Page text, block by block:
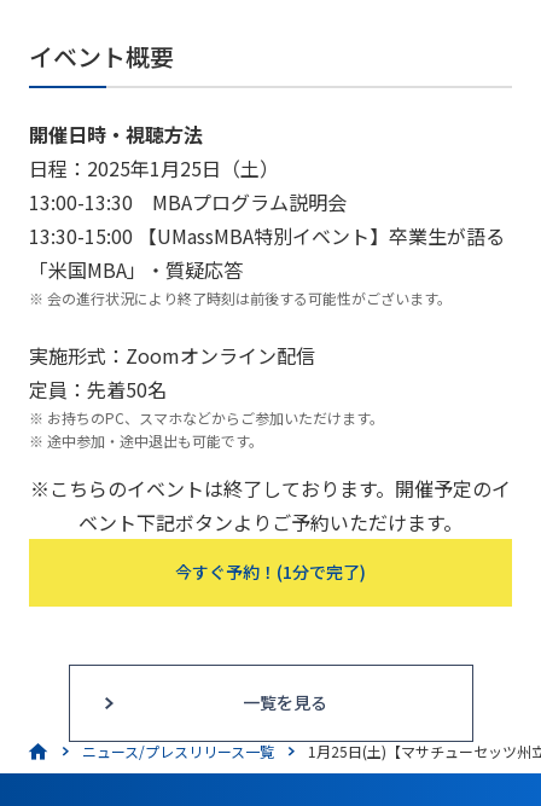
イベント概要
開催日時・視聴方法
日程：2025年1月25日（土）
13:00-13:30 MBAプログラム説明会
13:30-15:00 【UMassMBA特別イベント】卒業生が語る
「米国MBA」・質疑応答
会の進行状況により終了時刻は前後する可能性がございます。
実施形式：Zoomオンライン配信
定員：先着50名
お持ちのPC、スマホなどからご参加いただけます。
途中参加・途中退出も可能です。
※こちらのイベントは終了しております。開催予定のイ
ベント下記ボタンよりご予約いただけます。
今すぐ予約！(1分で完了)
一覧を見る
ニュース/プレスリリース一覧 1月25日(土)【マサチューセッツ州